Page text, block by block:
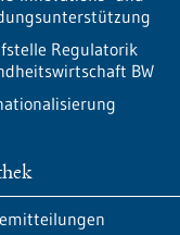
Regulatorik
BW